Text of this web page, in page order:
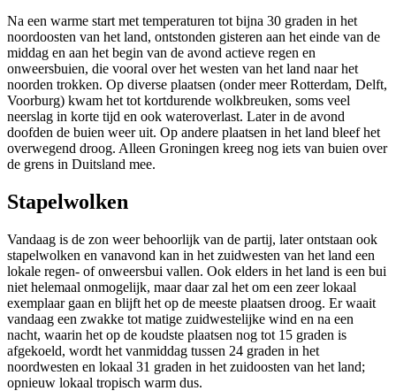
Na een warme start met temperaturen tot bijna 30 graden in het
noordoosten van het land, ontstonden gisteren aan het einde van de
middag en aan het begin van de avond actieve regen en
onweersbuien, die vooral over het westen van het land naar het
noorden trokken. Op diverse plaatsen (onder meer Rotterdam, Delft,
Voorburg) kwam het tot kortdurende wolkbreuken, soms veel
neerslag in korte tijd en ook wateroverlast. Later in de avond
doofden de buien weer uit. Op andere plaatsen in het land bleef het
overwegend droog. Alleen Groningen kreeg nog iets van buien over
de grens in Duitsland mee.
Stapelwolken
Vandaag is de zon weer behoorlijk van de partij, later ontstaan ook
stapelwolken en vanavond kan in het zuidwesten van het land een
lokale regen- of onweersbui vallen. Ook elders in het land is een bui
niet helemaal onmogelijk, maar daar zal het om een zeer lokaal
exemplaar gaan en blijft het op de meeste plaatsen droog. Er waait
vandaag een zwakke tot matige zuidwestelijke wind en na een
nacht, waarin het op de koudste plaatsen nog tot 15 graden is
afgekoeld, wordt het vanmiddag tussen 24 graden in het
noordwesten en lokaal 31 graden in het zuidoosten van het land;
opnieuw lokaal tropisch warm dus.